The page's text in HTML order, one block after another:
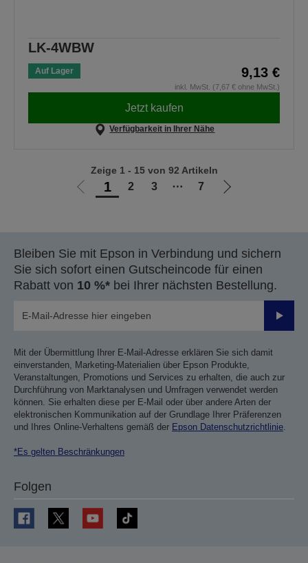
LK-4WBW
Auf Lager 9,13 €
inkl. MwSt. (7,67 € ohne MwSt.)
Jetzt kaufen
Verfügbarkeit in Ihrer Nähe
Zur
1 2 3 ⋯ 7
Zur
Zeige 1 - 15 von 92 Artikeln
Bleiben Sie mit Epson in Verbindung und sichern
Sie sich sofort einen Gutscheincode für einen
Rabatt von 10 %* bei Ihrer nächsten Bestellung.
Mit der Übermittlung Ihrer E-Mail-Adresse erklären Sie sich damit
einverstanden, Marketing-Materialien über Epson Produkte,
Veranstaltungen, Promotions und Services zu erhalten, die auch zur
Durchführung von Marktanalysen und Umfragen verwendet werden
können. Sie erhalten diese per E-Mail oder über andere Arten der
elektronischen Kommunikation auf der Grundlage Ihrer Präferenzen
und Ihres Online-Verhaltens gemäß der Epson Datenschutzrichtlinie.
*Es gelten Beschränkungen
Folgen